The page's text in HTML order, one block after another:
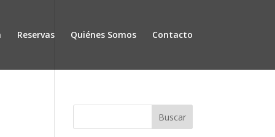
Reservas Quiénes Somos Contacto
Buscar